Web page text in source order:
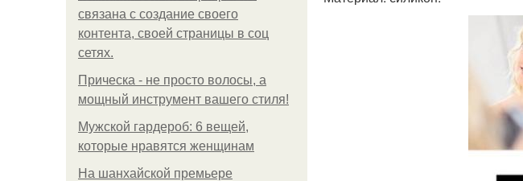
связана с создание своего
контента, своей страницы в соц
сетях.
Прическа - не просто волосы, а
мощный инструмент вашего стиля!
Мужской гардероб: 6 вещей,
которые нравятся женщинам
На шанхайской премьере